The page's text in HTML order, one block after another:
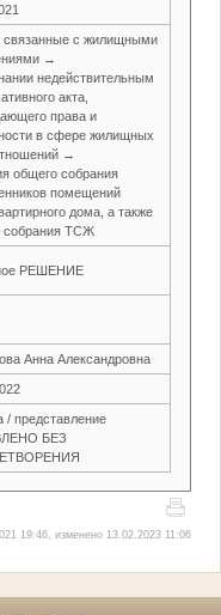
с жилищными
→
недействительным
акта,
права и
в сфере жилищных
→
общего собрания
помещений
дома, а также
собрания ТСЖ
РЕШЕНИЕ
Анна Александровна
/ представление
БЕЗ
19:46, изменено 13.02.2023 11:06